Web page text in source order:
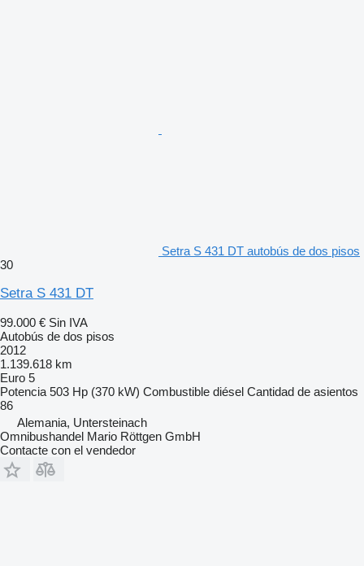
Setra S 431 DT autobús de dos pisos
30
Setra S 431 DT
99.000 € Sin IVA
Autobús de dos pisos
2012
1.139.618 km
Euro 5
Potencia 503 Hp (370 kW) Combustible diésel Cantidad de asientos
86
Alemania, Untersteinach
Omnibushandel Mario Röttgen GmbH
Contacte con el vendedor